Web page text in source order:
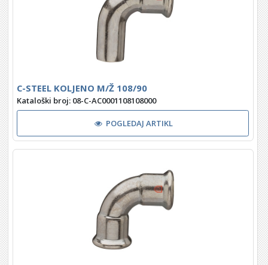
C-STEEL KOLJENO M/Ž 108/90
Kataloški broj: 08-C-AC0001108108000
POGLEDAJ ARTIKL